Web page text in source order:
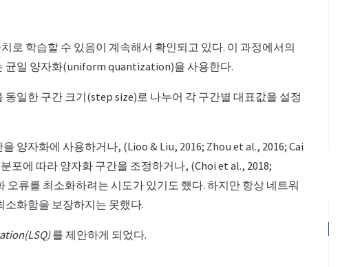
로 학습할 수 있음이 계속해서 확인되고 있다. 이 과정에서의
균일 양자화(uniform quantization)을 사용한다.
일한 구간 크기(step size)로 나누어 각 구간별 대표값을 설정
양자화에 사용하거나, (Lioo & Liu, 2016; Zhou et al., 2016; Cai
포에 따라 양자화 구간을 조정하거나, (Choi et al., 2018;
오류를 최소화하려는 시도가 있기도 했다. 하지만 항상 네트워
소화함을 보장하지는 못했다.
를 제안하게 되었다.